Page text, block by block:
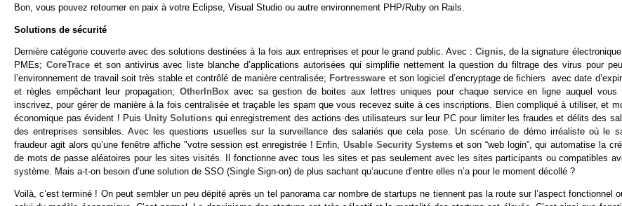
Bon, vous pouvez retourner en paix à votre Eclipse, Visual Studio ou autre environnement PHP/Ruby on Rails.
Solutions de sécurité
Dernière catégorie couverte avec des solutions destinées à la fois aux entreprises et pour le grand public. Avec :Cignis, de la signature
PMEs; CoreTraceet son antivirus avec liste blanche d’applications autorisées qui simplifie nettement la question du filtrage des virus pour
l’environnement de travail soit très stable et contrôlé de manière centralisée; Fortressware et son logiciel d’encryptage de fichiers avec date
et règles empêchant leur propagation; OtherInBoxavec sa gestion de boites aux lettres uniques pour chaque service en ligne auquel vous
inscrivez, pour gérer de manière à la fois centralisée et traçable les spam que vous recevez suite à ces inscriptions. Bien compliqué à utiliser, et
économique pas évident ! Puis Unity Solutions qui enregistrement des actions des utilisateurs sur leur PC pour limiter les fraudes et délits des
des entreprises sensibles. Avec les questions usuelles sur la surveillance des salariés que cela pose. Un scénario de démo irréaliste où le
fraudeur agit alors qu’une fenêtre affiche "votre session est enregistrée ! Enfin,Usable Security Systemset son “web login”, qui automatise la
de mots de passe aléatoires pour les sites visités. Il fonctionne avec tous les sites et pas seulement avec les sites participants ou compatibles
système. Mais a-t-on besoin d’une solution de SSO (Single Sign-on) de plus sachant qu’aucune d’entre elles n’a pour le moment décollé ?
Voilà, c’est terminé ! On peut sembler un peu dépité après un tel panorama car nombre de startups ne tiennent pas la route sur l’aspect fonctionnel